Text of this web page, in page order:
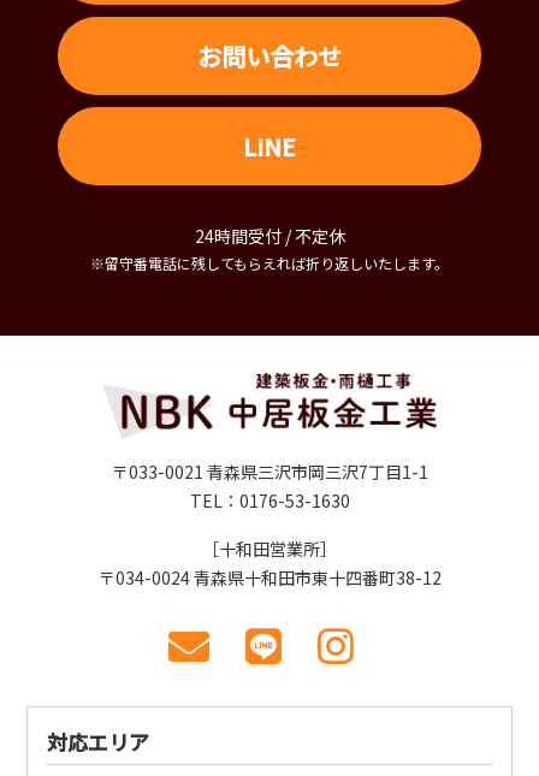
お問い合わせ
LINE
24時間受付 / 不定休
※留守番電話に残してもらえれば折り返しいたします。
〒033-0021 青森県三沢市岡三沢7丁目1-1
［十和田営業所］
〒034-0024 青森県十和田市東十四番町38-12
TEL：0176-53-1630
対応エリア